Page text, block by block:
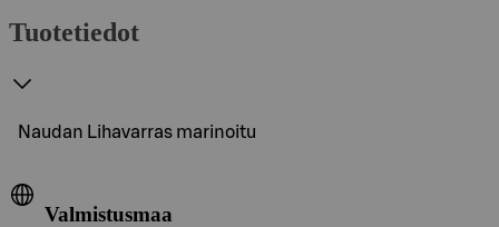
Tuotetiedot
Naudan Lihavarras marinoitu
Valmistusmaa